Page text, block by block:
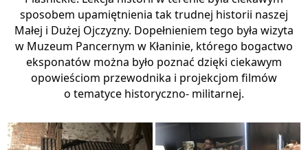
sposobem upamiętnienia tak trudnej historii naszej
Małej i Dużej Ojczyzny. Dopełnieniem tego była wizyta
w Muzeum Pancernym w Kłaninie, którego bogactwo
eksponatów można było poznać dzięki ciekawym
opowieściom przewodnika i projekcjom filmów
o tematyce historyczno- militarnej.